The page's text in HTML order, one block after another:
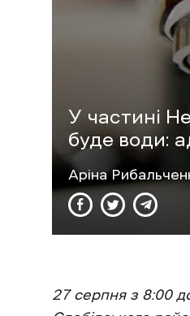
У частині
буде води:
Аріна
27 серпня з 8:00